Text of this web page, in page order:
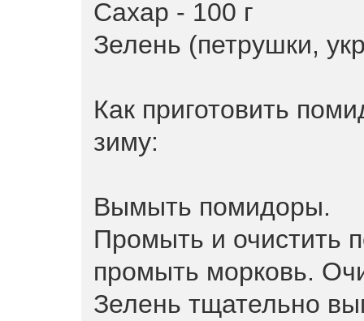
Сахар - 100 г
Зелень (петрушки,
Как приготовить
зиму:
Вымыть помидоры.
Промыть и очистить
промыть морковь.
Зелень тщательно